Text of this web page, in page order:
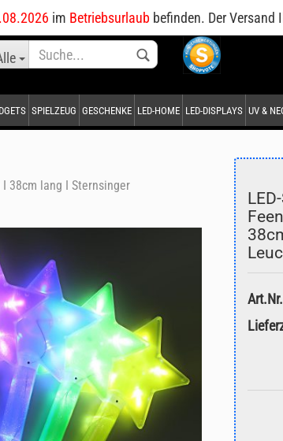
DE
Sprache auswählen
Lieferland
Passwort vergessen?
im Betriebsurlaub befinden. Der
SPIELZEUG GESCHENKE LED-HOME LED-DISPLAYS UV &
38cm lang I Sternsinger